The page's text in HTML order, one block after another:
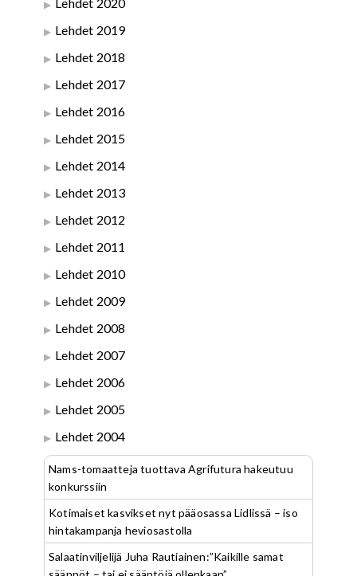
Lehdet 2020
Lehdet 2019
Lehdet 2018
Lehdet 2017
Lehdet 2016
Lehdet 2015
Lehdet 2014
Lehdet 2013
Lehdet 2012
Lehdet 2011
Lehdet 2010
Lehdet 2009
Lehdet 2008
Lehdet 2007
Lehdet 2006
Lehdet 2005
Lehdet 2004
Nams-tomaatteja tuottava Agrifutura hakeutuu
konkurssiin
Kotimaiset kasvikset nyt pääosassa Lidlissä – iso
hintakampanja heviosastolla
Salaatinviljelijä Juha Rautiainen:”Kaikille samat